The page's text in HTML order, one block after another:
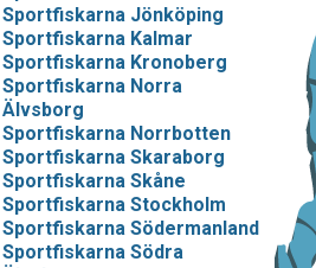
Sportfiskarna Jönköping
Sportfiskarna Kalmar
Sportfiskarna Kronoberg
Sportfiskarna Norra
Älvsborg
Sportfiskarna Norrbotten
Sportfiskarna Skaraborg
Sportfiskarna Skåne
Sportfiskarna Stockholm
Sportfiskarna Södermanland
Sportfiskarna Södra